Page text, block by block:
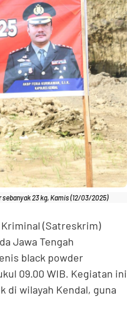
23 kg, Kamis (12/03/2025)
(Satreskrim)
Jawa Tengah
black powder
09.00 WIB. Kegiatan ini
di wilayah Kendal, guna